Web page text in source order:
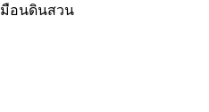
มือนดินสวน